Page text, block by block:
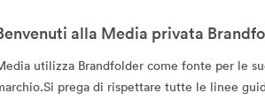
alla Media privata
utilizza Brandfolder come fonte per le
prega di rispettare tutte le linee